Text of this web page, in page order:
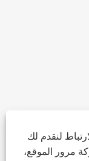
لنقدم لك
مرور الموقع،